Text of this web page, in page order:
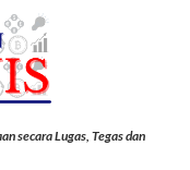
secara Lugas, Tegas dan